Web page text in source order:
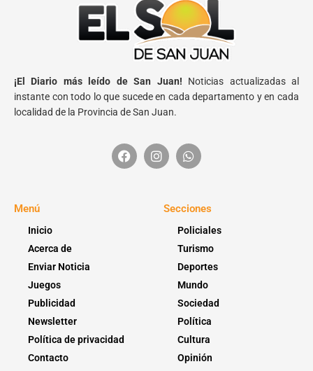
¡El Diario más leído de San Juan! Noticias actualizadas al
instante con todo lo que sucede en cada departamento y en cada
localidad de la Provincia de San Juan.
Menú
Inicio
Acerca de
Enviar Noticia
Juegos
Publicidad
Newsletter
Política de privacidad
Contacto
Secciones
Policiales
Turismo
Deportes
Mundo
Sociedad
Política
Cultura
Opinión